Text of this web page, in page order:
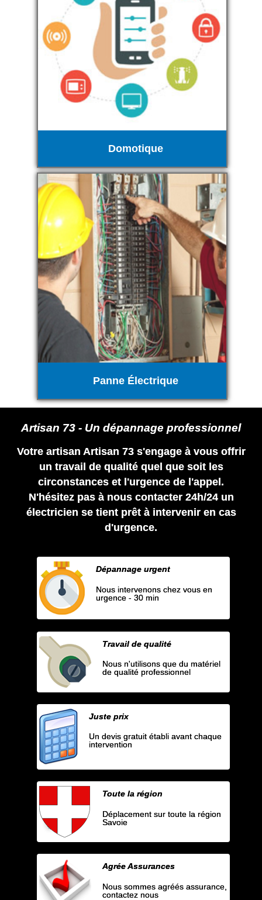
Domotique
Panne Électrique
Artisan 73 - Un dépannage professionnel
Votre artisan Artisan 73 s'engage à vous offrir
un travail de qualité quel que soit les
circonstances et l'urgence de l'appel.
N'hésitez pas à nous contacter 24h/24 un
électricien se tient prêt à intervenir en cas
d'urgence.
Dépannage urgent
Nous intervenons chez vous en
urgence - 30 min
Travail de qualité
Nous n'utilisons que du matériel
de qualité professionnel
Juste prix
Un devis gratuit établi avant chaque
intervention
Toute la région
Déplacement sur toute la région
Savoie
Agrée Assurances
Nous sommes agréés assurance,
contactez nous